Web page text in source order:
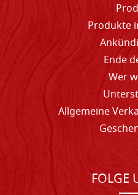
Produkte
Ende
Wer
Allgemeine
FOLGE